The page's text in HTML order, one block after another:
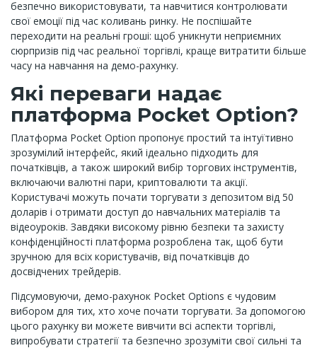
безпечно використовувати, та навчитися контролювати
свої емоції під час коливань ринку. Не поспішайте
переходити на реальні гроші: щоб уникнути неприємних
сюрпризів під час реальної торгівлі, краще витратити більше
часу на навчання на демо-рахунку.
Які переваги надає
платформа Pocket Option?
Платформа Pocket Option пропонує простий та інтуїтивно
зрозумілий інтерфейс, який ідеально підходить для
початківців, а також широкий вибір торгових інструментів,
включаючи валютні пари, криптовалюти та акції.
Користувачі можуть почати торгувати з депозитом від 50
доларів і отримати доступ до навчальних матеріалів та
відеоуроків. Завдяки високому рівню безпеки та захисту
конфіденційності платформа розроблена так, щоб бути
зручною для всіх користувачів, від початківців до
досвідчених трейдерів.
Підсумовуючи, демо-рахунок Pocket Options є чудовим
вибором для тих, хто хоче почати торгувати. За допомогою
цього рахунку ви можете вивчити всі аспекти торгівлі,
випробувати стратегії та безпечно зрозуміти свої сильні та